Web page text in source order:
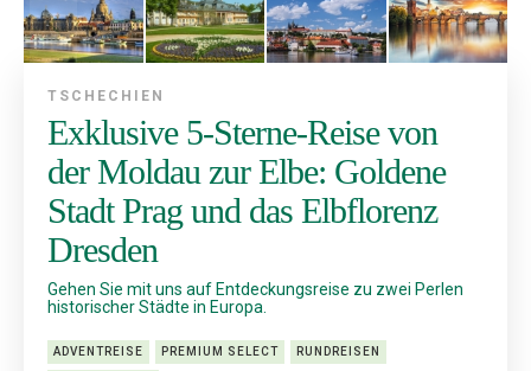
TSCHECHIEN
Exklusive 5-Sterne-Reise von
der Moldau zur Elbe: Goldene
Stadt Prag und das Elbflorenz
Dresden
Gehen Sie mit uns auf Entdeckungsreise zu zwei Perlen
his­torischer Städte in Europa.
ADVENTREISE PREMIUM SELECT RUNDREISEN